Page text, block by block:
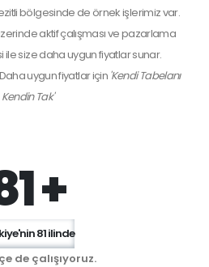
bölgesinde de örnek işlerimiz var.
aktif çalışması ve pazarlama
size daha uygun fiyatlar sunar.
uygun fiyatlar için 'Kendi Tabelanı
Kendin Tak'
+
81 ilinde
de çalışıyoruz.